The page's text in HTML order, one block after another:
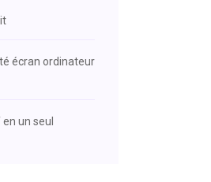
écran ordinateur
un seul